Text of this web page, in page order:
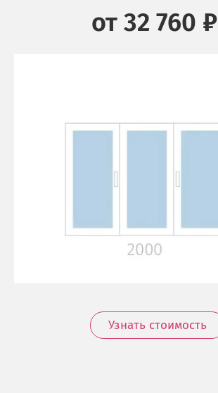
от 32 760 ₽
Узнать стоимость